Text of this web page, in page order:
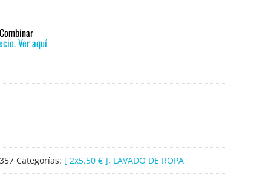
Ver aquí
Categorías: [ 2x5.50 € ], LAVADO DE ROPA